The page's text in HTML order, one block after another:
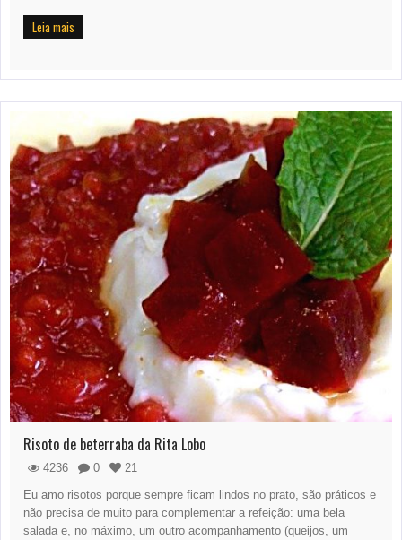
Leia mais
Risoto de beterraba da Rita Lobo
4236 0
21
Eu amo risotos porque sempre ficam lindos no prato, são práticos e
não precisa de muito para complementar a refeição: uma bela
salada e, no máximo, um outro acompanhamento (queijos, um